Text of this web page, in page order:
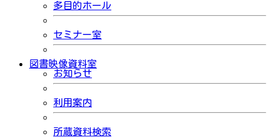
多目的ホール
セミナー室
図書映像資料室
お知らせ
利用案内
所蔵資料検索